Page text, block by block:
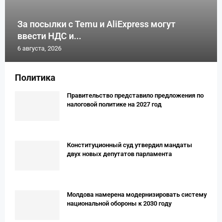
За посылки с Temu и AliExpress могут
ввести НДС и...
6 августа, 2026
Политика
Правительство представило предложения по
налоговой политике на 2027 год
Конституционный суд утвердил мандаты
двух новых депутатов парламента
Молдова намерена модернизировать систему
национальной обороны к 2030 году